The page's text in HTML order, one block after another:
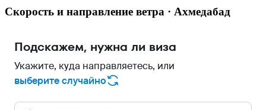
Скорость и направление ветра · Ахмедабад
Подскажем, нужна ли виза
Укажите, куда направляетесь, или
выберите случайно